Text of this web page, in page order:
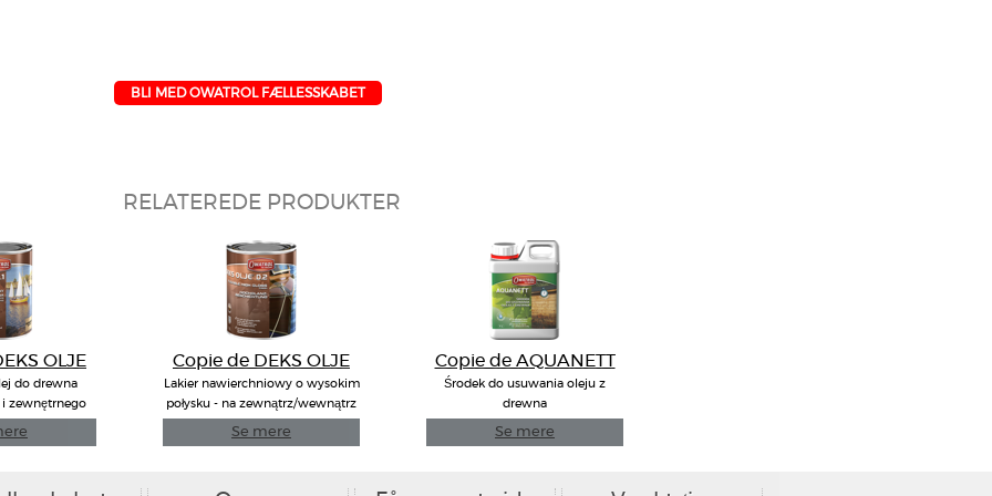
BLI MED OWATROL FÆLLESSKABET
RELATEREDE PRODUKTER
OLJE
do drewna
zewnętrnego
Copie de DEKS OLJE
D2
Lakier nawierchniowy o wysokim
połysku - na zewnątrz/wewnątrz
Se mere
Copie de AQUANETT
Środek do usuwania oleju z
drewna
Se mere